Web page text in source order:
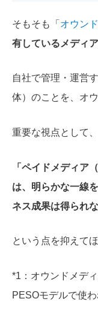
そもそも「 オウン
有しているメディア
自社で管理・運営
体）のことを、オ
重要な視点として、
「ペイドメディア
は、明らかな一線
ネス成果は得られな
という点を抑えてほ
*1：オウンドメデ
PESOモデルで使わ